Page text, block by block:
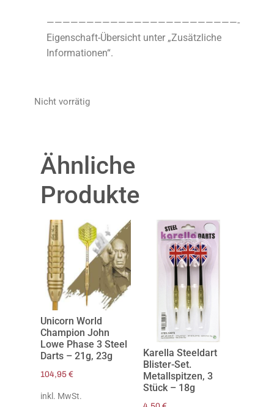
————————————————————————-
Eigenschaft-Übersicht unter „Zusätzliche
Informationen“.
Nicht vorrätig
Ähnliche
Produkte
Unicorn World
Champion John
Lowe Phase 3 Steel
Darts – 21g, 23g
104,95 €
inkl. MwSt.
Karella Steeldart
Blister-Set.
Metallspitzen, 3
Stück – 18g